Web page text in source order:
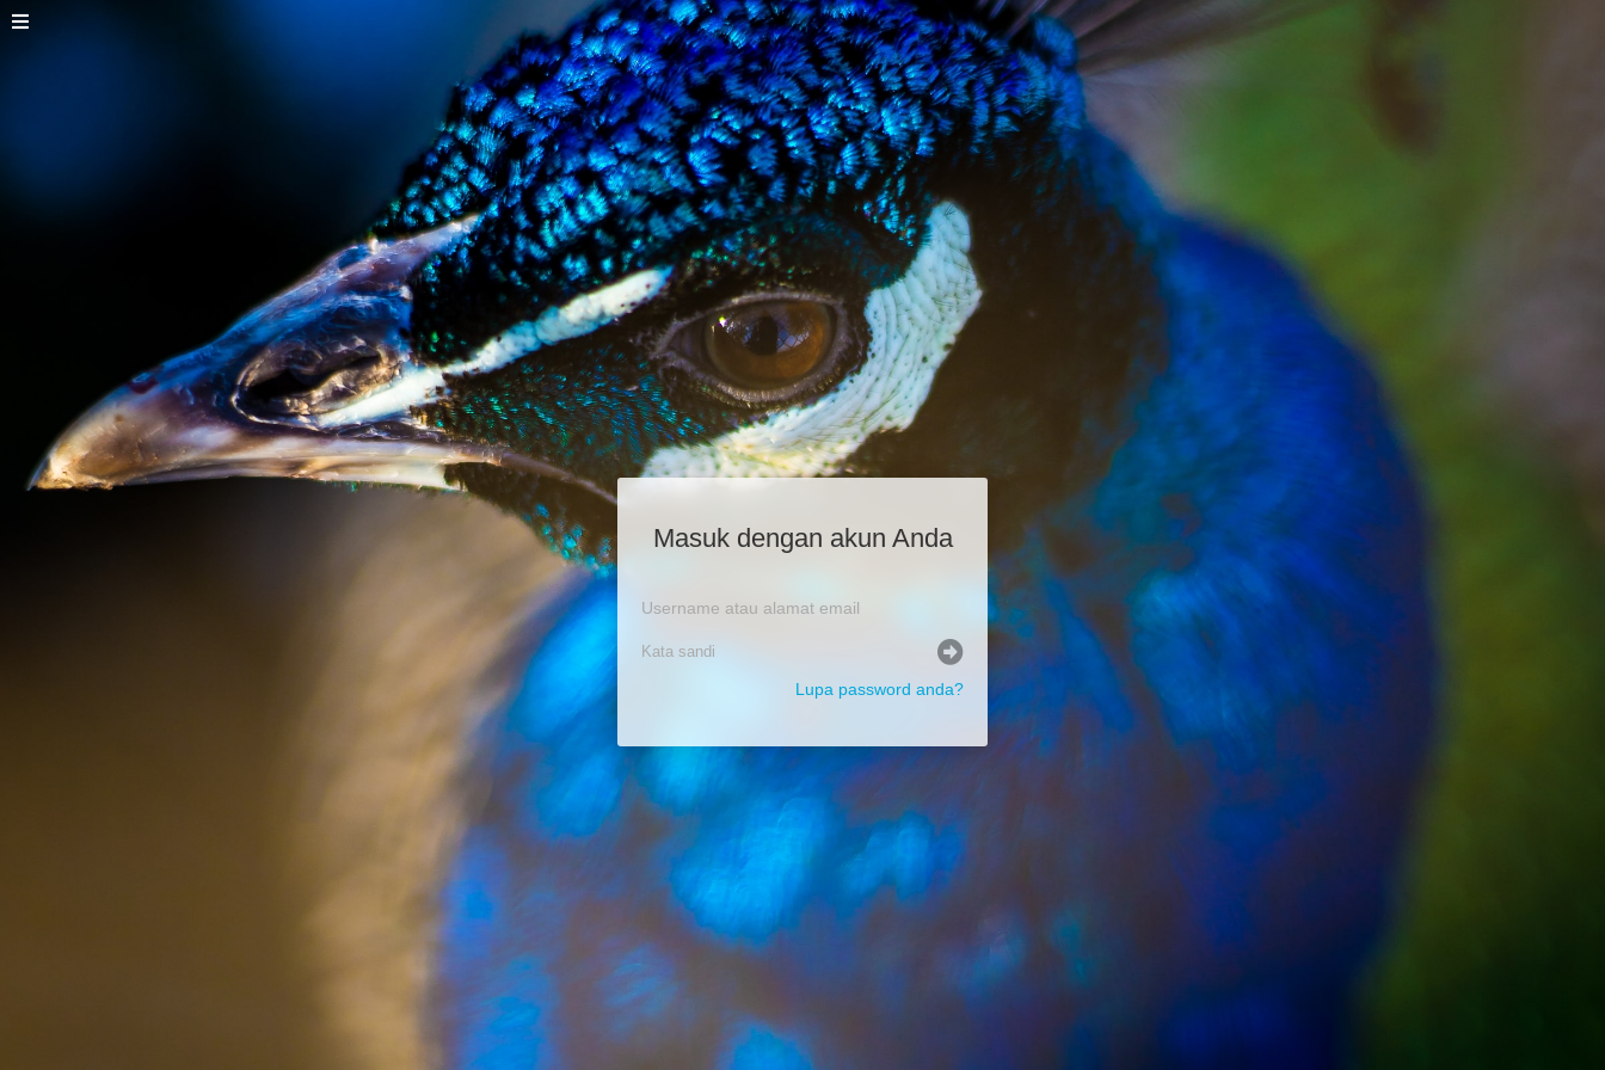
Masuk dengan akun Anda
Lupa password anda?